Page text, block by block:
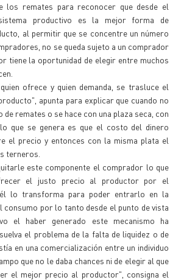
los remates para reconocer que desde el
productivo es la mejor forma de
al permitir que se concentre un número
no se queda sujeto a un comprador
tiene la oportunidad de elegir entre muchos
ofrece y quien demanda, se trasluce el
apunta para explicar que cuando no
de remates o se hace con una plaza seca, con
que se genera es que el costo del dinero
el precio y entonces con la misma plata el
terneros.
este componente el comprador lo que
el justo precio al productor por el
lo transforma para poder entrarlo en la
consumo por lo tanto desde el punto de vista
el haber generado este mecanismo ha
el problema de la falta de liquidez o de
en una comercialización entre un individuo
que no le daba chances ni de elegir al que
el mejor precio al productor", consigna el